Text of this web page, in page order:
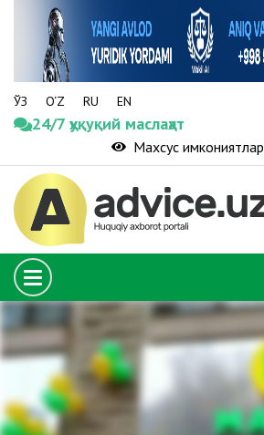
ЎЗ O‘Z RU EN
24/7 ҳуқуқий маслаҳат
Махсус имкониятлар